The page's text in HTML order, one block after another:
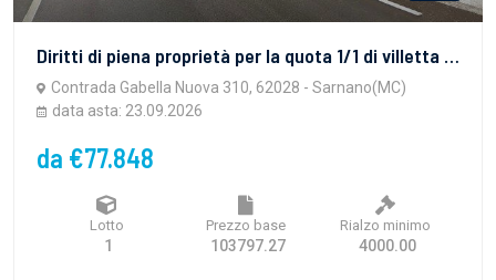
Diritti di piena proprietà per la quota 1/1 di villetta cielo-terra distribuito su due piani di abitazione, piano sottotetto, locale garage e corte privata.Il fabbricato, realizzato tra il 2005 ed...
Contrada Gabella Nuova 310, 62028 - Sarnano(MC)
data asta: 23.09.2026
da €77.848
Lotto
1
Prezzo base
103797.27
Rialzo minimo
4000.00